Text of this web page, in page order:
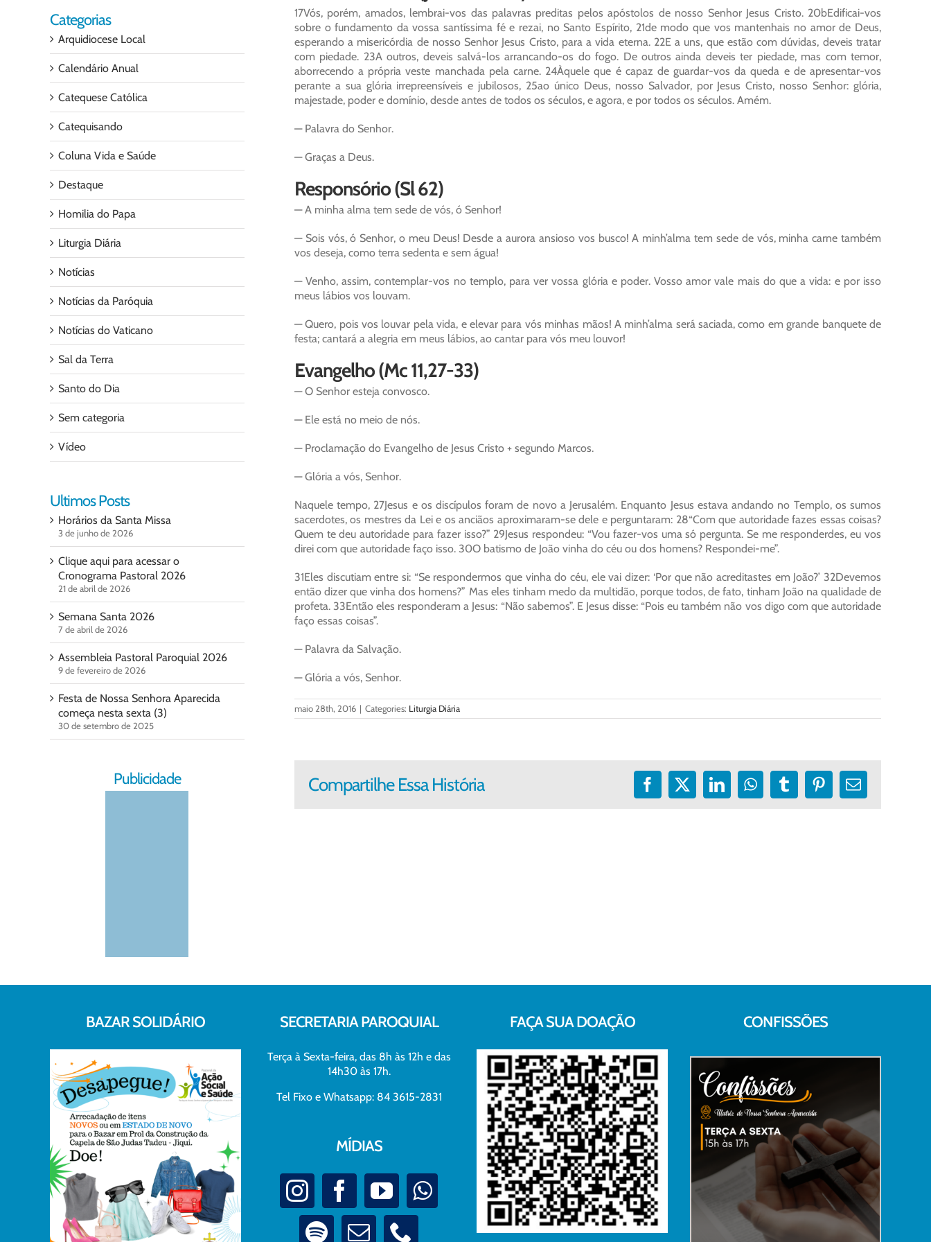
17Vós, porém, amados, lembrai-vos das palavras preditas pelos apóstolos de nosso Senhor Jesus Cristo. 20bEdificai-vos
sobre o fundamento da vossa santíssima fé e rezai, no Santo Espírito, 21de modo que vos mantenhais no amor de Deus,
esperando a misericórdia de nosso Senhor Jesus Cristo, para a vida eterna. 22E a uns, que estão com dúvidas, deveis tratar
com piedade. 23A outros, deveis salvá-los arrancando-os do fogo. De outros ainda deveis ter piedade, mas com temor,
aborrecendo a própria veste manchada pela carne. 24Àquele que é capaz de guardar-vos da queda e de apresentar-vos
perante a sua glória irrepreensíveis e jubilosos, 25ao único Deus, nosso Salvador, por Jesus Cristo, nosso Senhor: glória,
majestade, poder e domínio, desde antes de todos os séculos, e agora, e por todos os séculos. Amém.
— Palavra do Senhor.
— Graças a Deus.
Responsório (Sl 62)
— A minha alma tem sede de vós, ó Senhor!
— Sois vós, ó Senhor, o meu Deus! Desde a aurora ansioso vos busco! A minh’alma tem sede de vós, minha carne também
vos deseja, como terra sedenta e sem água!
— Venho, assim, contemplar-vos no templo, para ver vossa glória e poder. Vosso amor vale mais do que a vida: e por isso
meus lábios vos louvam.
— Quero, pois vos louvar pela vida, e elevar para vós minhas mãos! A minh’alma será saciada, como em grande banquete de
festa; cantará a alegria em meus lábios, ao cantar para vós meu louvor!
Evangelho (Mc 11,27-33)
— O Senhor esteja convosco.
— Ele está no meio de nós.
— Proclamação do Evangelho de Jesus Cristo + segundo Marcos.
— Glória a vós, Senhor.
Naquele tempo, 27Jesus e os discípulos foram de novo a Jerusalém. Enquanto Jesus estava andando no Templo, os sumos
sacerdotes, os mestres da Lei e os anciãos aproximaram-se dele e perguntaram: 28“Com que autoridade fazes essas coisas?
Quem te deu autoridade para fazer isso?” 29Jesus respondeu: “Vou fazer-vos uma só pergunta. Se me responderdes, eu vos
direi com que autoridade faço isso. 30O batismo de João vinha do céu ou dos homens? Respondei-me”.
31Eles discutiam entre si: “Se respondermos que vinha do céu, ele vai dizer: ‘Por que não acreditastes em João?’ 32Devemos
então dizer que vinha dos homens?” Mas eles tinham medo da multidão, porque todos, de fato, tinham João na qualidade de
profeta. 33Então eles responderam a Jesus: “Não sabemos”. E Jesus disse: “Pois eu também não vos digo com que autoridade
faço essas coisas”.
— Palavra da Salvação.
— Glória a vós, Senhor.
maio 28th, 2016 | Categories: Liturgia Diária
Compartilhe Essa História Facebook
X LinkedInWhatsApp
TumblrPinterest
E-
Categorias
Arquidiocese Local
Calendário Anual
Catequese Católica
Catequisando
Coluna Vida e Saúde
Destaque
Homilia do Papa
Liturgia Diária
Notícias
Notícias da Paróquia
Notícias do Vaticano
Sal da Terra
Santo do Dia
Sem categoria
Vídeo
Ultimos Posts
Horários da Santa Missa
3 de junho de 2026
Clique aqui para acessar o
Cronograma Pastoral 2026
21 de abril de 2026
Semana Santa 2026
7 de abril de 2026
Assembleia Pastoral Paroquial 2026
9 de fevereiro de 2026
Festa de Nossa Senhora Aparecida
começa nesta sexta (3)
30 de setembro de 2025
Publicidade
BAZAR SOLIDÁRIO SECRETARIA PAROQUIAL
Terça à Sexta-feira, das 8h às 12h e das
14h30 às 17h.
Tel Fixo e Whatsapp: 84 3615-2831
MÍDIAS
FAÇA SUA DOAÇÃO CONFISSÕES